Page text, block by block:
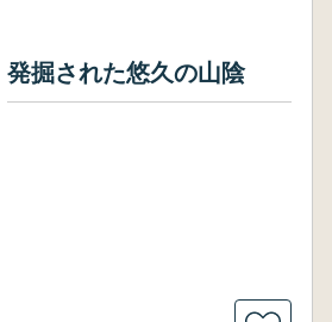
発掘された悠久の山陰